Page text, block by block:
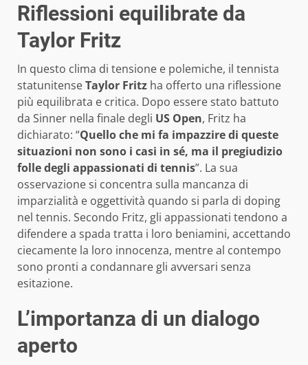
Riflessioni equilibrate da
Taylor Fritz
In questo clima di tensione e polemiche, il tennista
statunitenseTaylor Fritz ha offerto una riflessione
più equilibrata e critica. Dopo essere stato battuto
da Sinner nella finale degli US Open, Fritz ha
dichiarato: “Quello che mi fa impazzire di queste
situazioni non sono i casi in sé, ma il pregiudizio
folle degli appassionati di tennis”. La sua
osservazione si concentra sulla mancanza di
imparzialità e oggettività quando si parla di doping
nel tennis. Secondo Fritz, gli appassionati tendono a
difendere a spada tratta i loro beniamini, accettando
ciecamente la loro innocenza, mentre al contempo
sono pronti a condannare gli avversari senza
esitazione.
L’importanza di un dialogo
aperto